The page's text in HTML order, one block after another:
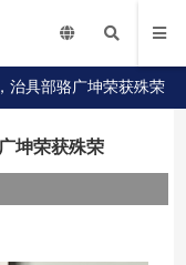
治具部骆广坤荣获殊荣
坤荣获殊荣